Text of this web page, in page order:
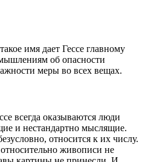
имя дает Гессе главному
об опасности
меры во всех вещах.
всегда оказываются люди
и нестандартно мыслящие.
относится к их числу.
живописи не